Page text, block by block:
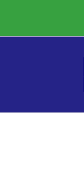
contenido